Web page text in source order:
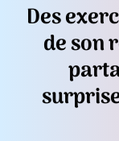
Des
de son